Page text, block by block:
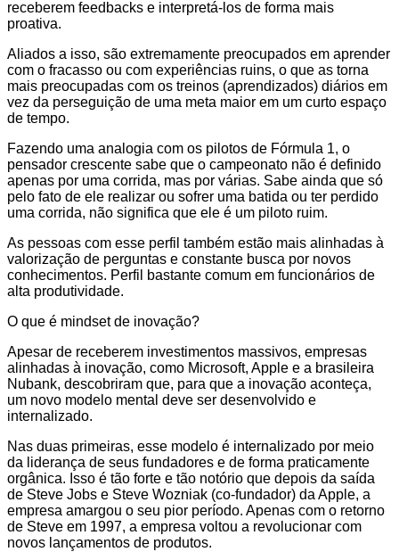
receberem feedbacks e interpretá-los de forma mais
proativa.
Aliados a isso, são extremamente preocupados em aprender
com o fracasso ou com experiências ruins, o que as torna
mais preocupadas com os treinos (aprendizados) diários em
vez da perseguição de uma meta maior em um curto espaço
de tempo.
Fazendo uma analogia com os pilotos de Fórmula 1, o
pensador crescente sabe que o campeonato não é definido
apenas por uma corrida, mas por várias. Sabe ainda que só
pelo fato de ele realizar ou sofrer uma batida ou ter perdido
uma corrida, não significa que ele é um piloto ruim.
As pessoas com esse perfil também estão mais alinhadas à
valorização de perguntas e constante busca por novos
conhecimentos. Perfil bastante comum em funcionários de
alta produtividade.
O que é mindset de inovação?
Apesar de receberem investimentos massivos, empresas
alinhadas à inovação, como Microsoft, Apple e a brasileira
Nubank, descobriram que, para que a inovação aconteça,
um novo modelo mental deve ser desenvolvido e
internalizado.
Nas duas primeiras, esse modelo é internalizado por meio
da liderança de seus fundadores e de forma praticamente
orgânica. Isso é tão forte e tão notório que depois da saída
de Steve Jobs e Steve Wozniak (co-fundador) da Apple, a
empresa amargou o seu pior período. Apenas com o retorno
de Steve em 1997, a empresa voltou a revolucionar com
novos lançamentos de produtos.